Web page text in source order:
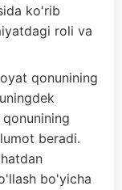
ko'rib
roli va
qonunining
beradi.
bo'yicha